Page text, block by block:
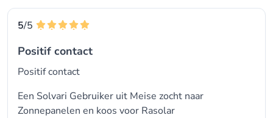
5/5
Positif contact
Positif contact
Een Solvari Gebruiker uit Meise zocht naar
Zonnepanelen en koos voor Rasolar